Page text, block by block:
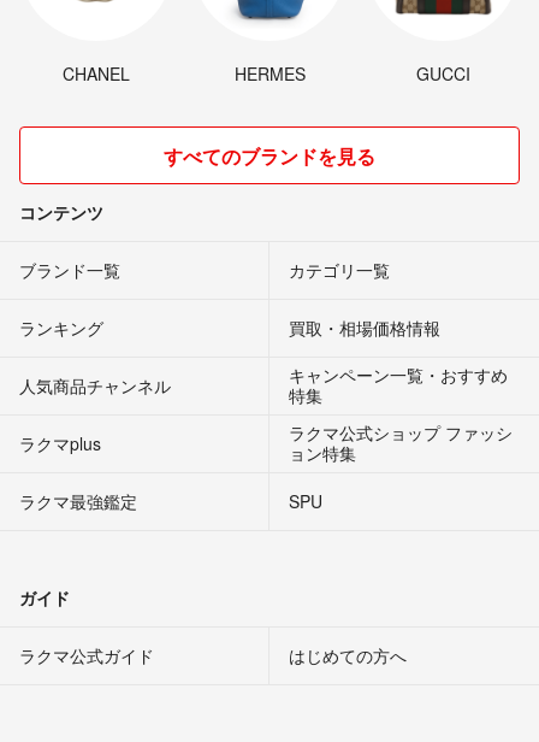
CHANEL HERMES GUCCI
すべてのブランドを見る
コンテンツ
ブランド一覧 カテゴリ一覧
ランキング 買取・相場価格情報
人気商品チャンネル
キャンペーン一覧・おすすめ
特集
ラクマplus
ラクマ公式ショップ ファッシ
ョン特集
ラクマ最強鑑定
SPU
ガイド
ラクマ公式ガイド はじめての方へ